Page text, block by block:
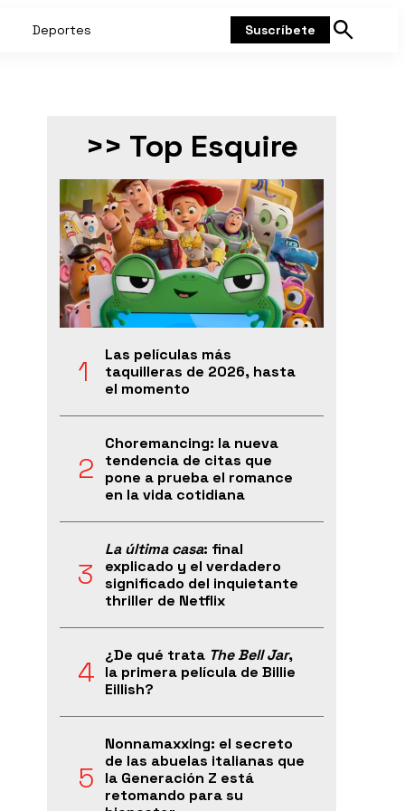
Deportes Suscríbete
Mostrar
>> Top Esquire
Las películas más
taquilleras de 2026, hasta
el momento
Choremancing: la nueva
tendencia de citas que
pone a prueba el romance
en la vida cotidiana
La última casa: final
explicado y el verdadero
significado del inquietante
thriller de Netflix
¿De qué trata The Bell Jar,
la primera película de Billie
Eillish?
Nonnamaxxing: el secreto
de las abuelas italianas que
la Generación Z está
retomando para su